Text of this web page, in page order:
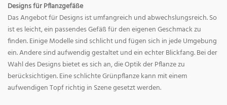
Designs für Pflanzgefäße
Das Angebot für Designs ist umfangreich und abwechslungsreich. So
ist es leicht, ein passendes Gefäß für den eigenen Geschmack zu
finden. Einige Modelle sind schlicht und fügen sich in jede Umgebung
ein. Andere sind aufwendig gestaltet und ein echter Blickfang. Bei der
Wahl des Designs bietet es sich an, die Optik der Pflanze zu
berücksichtigen. Eine schlichte Grünpflanze kann mit einem
aufwendigen Topf richtig in Szene gesetzt werden.